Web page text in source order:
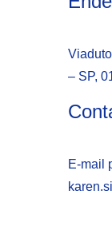
– SP,
E-mail